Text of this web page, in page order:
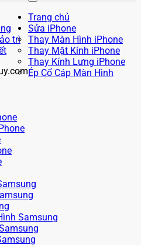
trì
Trang chủ
Sửa iPhone
Thay Màn Hình iPhone
Thay Mặt Kính iPhone
Thay Kính Lưng iPhone
Ép Cổ Cáp Màn Hình
Samsung